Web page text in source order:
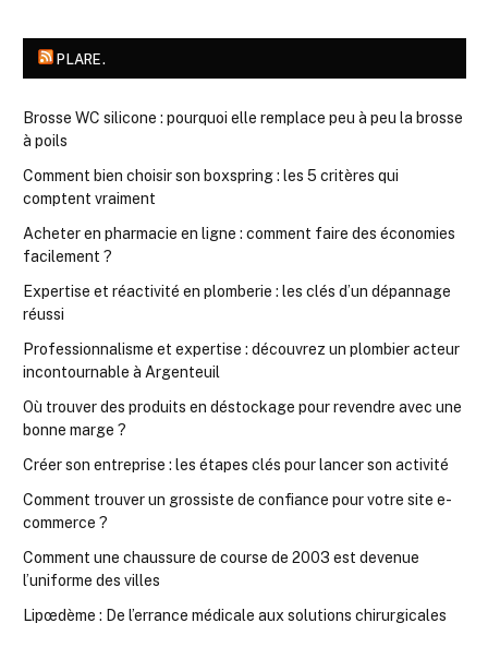
PLARE.
Brosse WC silicone : pourquoi elle remplace peu à peu la brosse
à poils
Comment bien choisir son boxspring : les 5 critères qui
comptent vraiment
Acheter en pharmacie en ligne : comment faire des économies
facilement ?
Expertise et réactivité en plomberie : les clés d’un dépannage
réussi
Professionnalisme et expertise : découvrez un plombier acteur
incontournable à Argenteuil
Où trouver des produits en déstockage pour revendre avec une
bonne marge ?
Créer son entreprise : les étapes clés pour lancer son activité
Comment trouver un grossiste de confiance pour votre site e-
commerce ?
Comment une chaussure de course de 2003 est devenue
l’uniforme des villes
Lipœdème : De l’errance médicale aux solutions chirurgicales